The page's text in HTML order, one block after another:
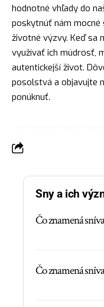
hodnotné vhľady do
poskytnúť nám
životné výzvy. Keď sa
využívať ich múdrosť,
autentickejší život.
posolstvá a objavujte
ponúknuť.
Sny a ich
Čo znamená
Čo znamená